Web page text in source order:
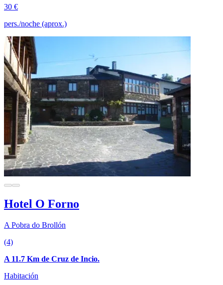
30 €
pers./noche (aprox.)
Hotel O Forno
A Pobra do Brollón
(4)
A 11.7 Km de Cruz de Incio.
Habitación